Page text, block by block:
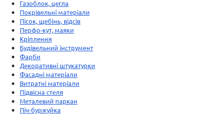
Газоблок, цегла
Покрівельні матеріали
Пісок, щебінь, відсів
Перфо-кут, маяки
Кріплення
Будівельний інструмент
Фарби
Декоративні штукатурки
Фасадні матеріали
Витратні матеріали
Підвісна стеля
Металевий паркан
Піч-буржуйка